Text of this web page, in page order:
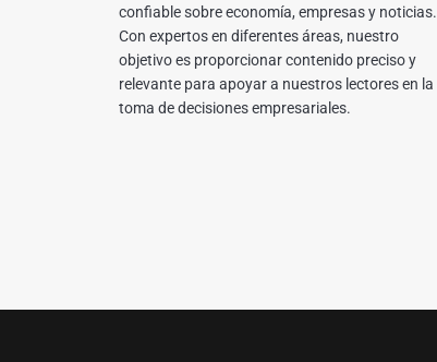
confiable sobre economía, empresas y noticias.
Con expertos en diferentes áreas, nuestro
objetivo es proporcionar contenido preciso y
relevante para apoyar a nuestros lectores en la
toma de decisiones empresariales.